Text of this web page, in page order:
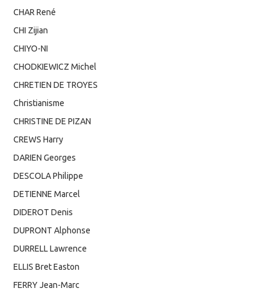
CHAR René
CHI Zijian
CHIYO-NI
CHODKIEWICZ Michel
CHRETIEN DE TROYES
Christianisme
CHRISTINE DE PIZAN
CREWS Harry
DARIEN Georges
DESCOLA Philippe
DETIENNE Marcel
DIDEROT Denis
DUPRONT Alphonse
DURRELL Lawrence
ELLIS Bret Easton
FERRY Jean-Marc